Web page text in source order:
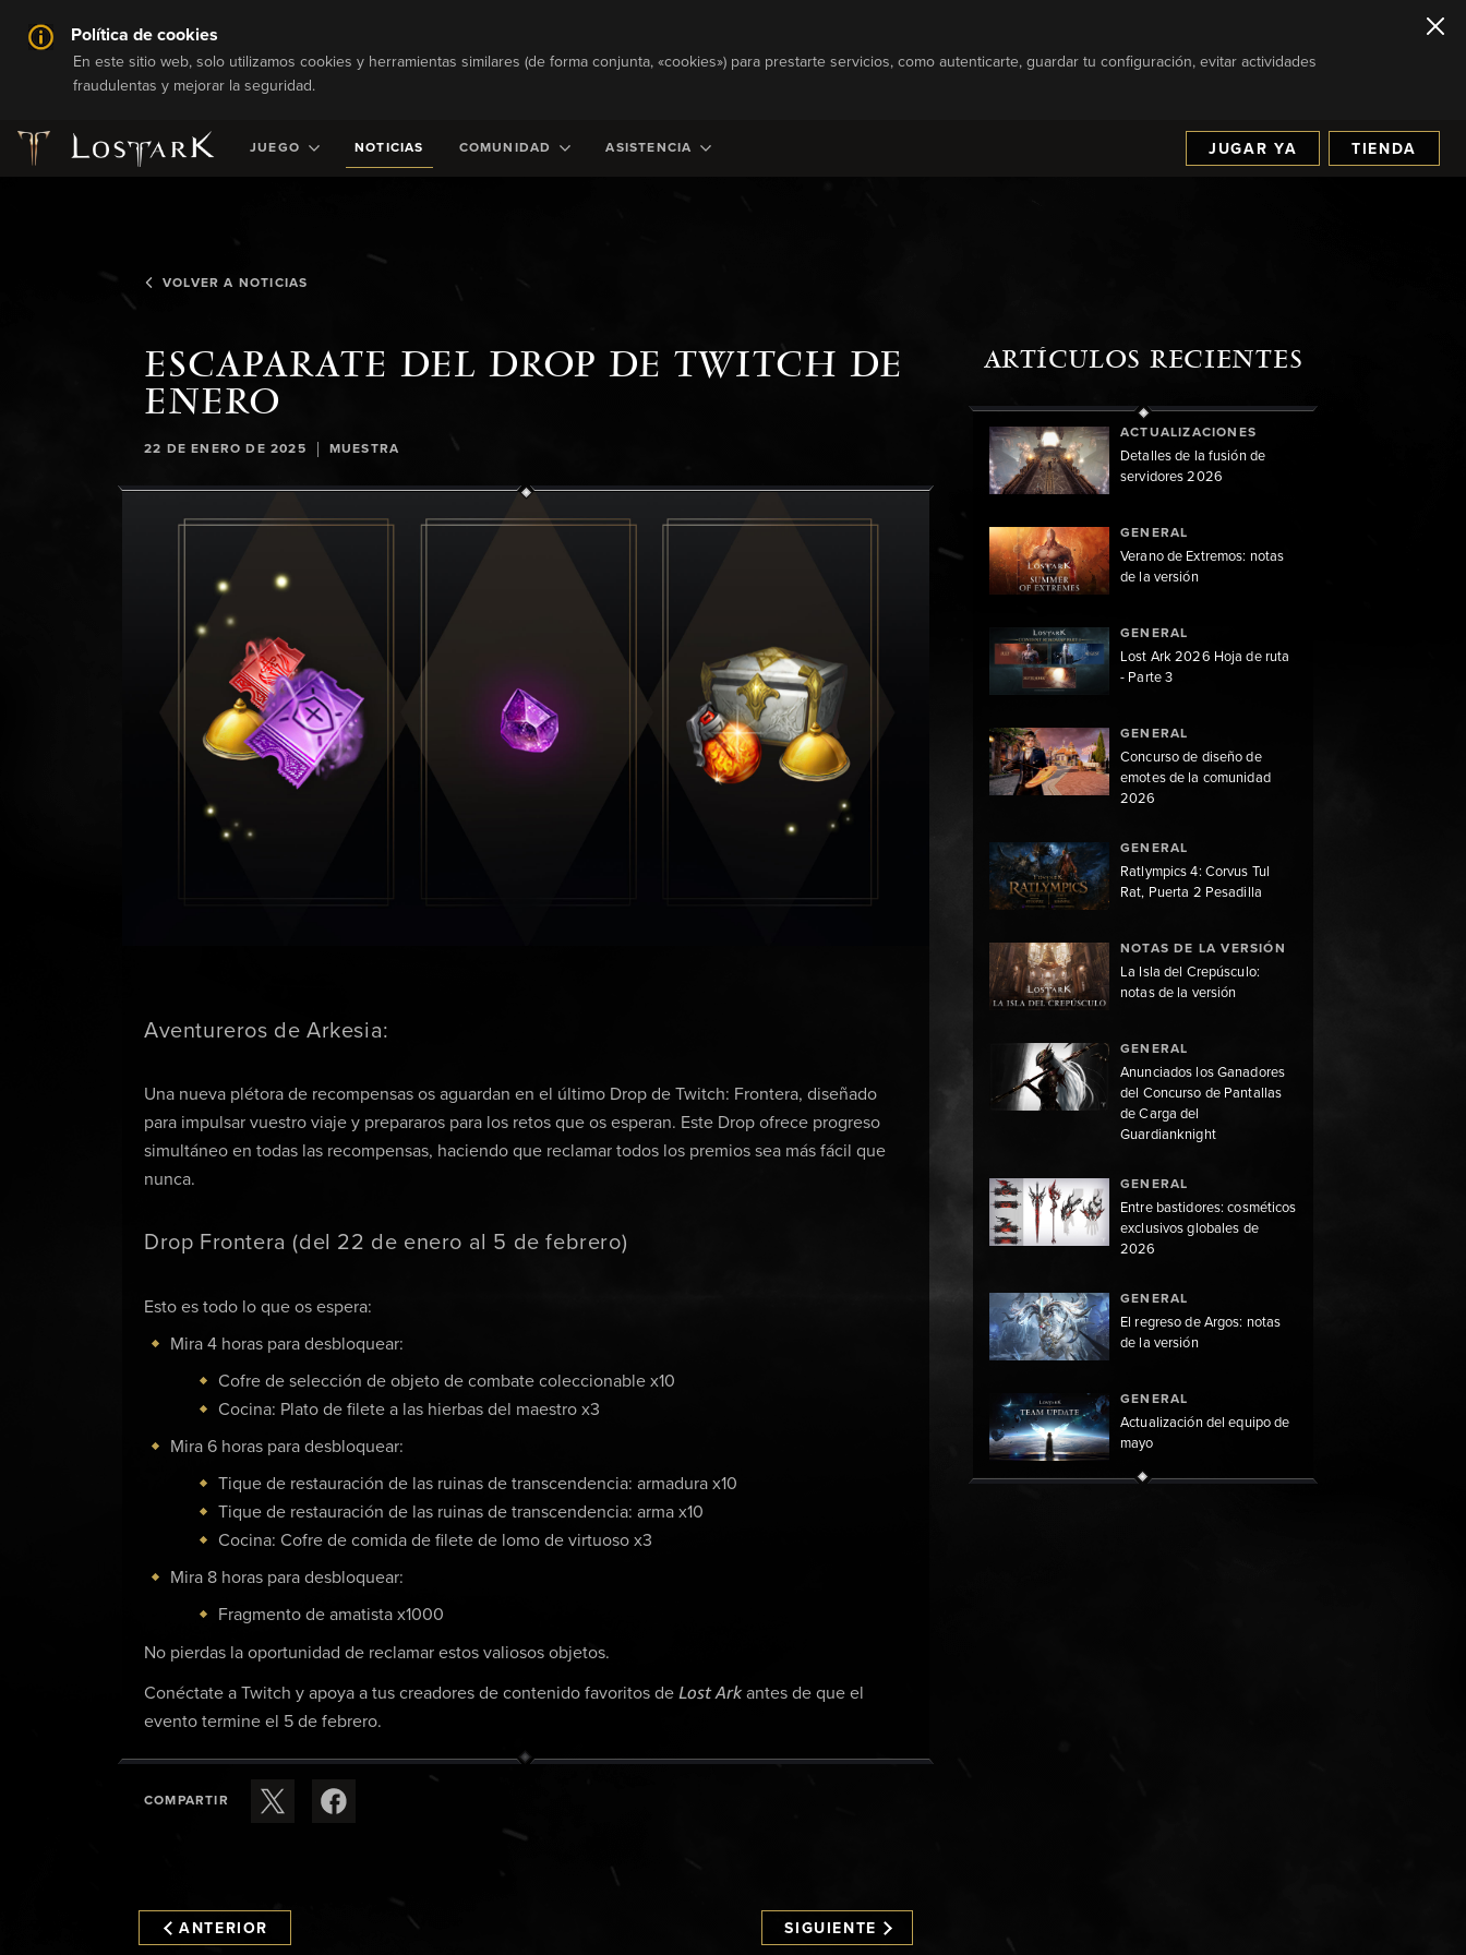
Política de cookies
En este sitio web, solo utilizamos cookies y herramientas similares (de forma conjunta, «cookies») para prestarte servicios, como autenticarte, guardar tu configuración, evitar actividades
fraudulentas y mejorar la seguridad.
JUEGO NOTICIAS COMUNIDAD ASISTENCIA JUGAR YA TIENDA
VOLVER A NOTICIAS
ESCAPARATE DEL DROP DE TWITCH DE
ENERO
22 DE ENERO DE 2025 | MUESTRA
Aventureros de Arkesia:
Una nueva plétora de recompensas os aguardan en el último Drop de Twitch: Frontera, diseñado
para impulsar vuestro viaje y prepararos para los retos que os esperan. Este Drop ofrece progreso
simultáneo en todas las recompensas, haciendo que reclamar todos los premios sea más fácil que
nunca.
Drop Frontera (del 22 de enero al 5 de febrero)
Esto es todo lo que os espera:
Mira 4 horas para desbloquear:
Cofre de selección de objeto de combate coleccionable x10
Cocina: Plato de filete a las hierbas del maestro x3
Mira 6 horas para desbloquear:
Tique de restauración de las ruinas de transcendencia: armadura x10
Tique de restauración de las ruinas de transcendencia: arma x10
Cocina: Cofre de comida de filete de lomo de virtuoso x3
Mira 8 horas para desbloquear:
Fragmento de amatista x1000
No pierdas la oportunidad de reclamar estos valiosos objetos.
Conéctate a Twitch y apoya a tus creadores de contenido favoritos de Lost Ark antes de que el
evento termine el 5 de febrero.
COMPARTIR
ANTERIOR SIGUIENTE
ARTÍCULOS RECIENTES
ACTUALIZACIONES
Detalles de la fusión de
servidores 2026
GENERAL
Verano de Extremos: notas
de la versión
GENERAL
Lost Ark 2026 Hoja de ruta
- Parte 3
GENERAL
Concurso de diseño de
emotes de la comunidad
2026
GENERAL
Ratlympics 4: Corvus Tul
Rat, Puerta 2 Pesadilla
NOTAS DE LA VERSIÓN
La Isla del Crepúsculo:
notas de la versión
GENERAL
Anunciados los Ganadores
del Concurso de Pantallas
de Carga del
Guardianknight
GENERAL
Entre bastidores: cosméticos
exclusivos globales de
2026
GENERAL
El regreso de Argos: notas
de la versión
GENERAL
Actualización del equipo de
mayo